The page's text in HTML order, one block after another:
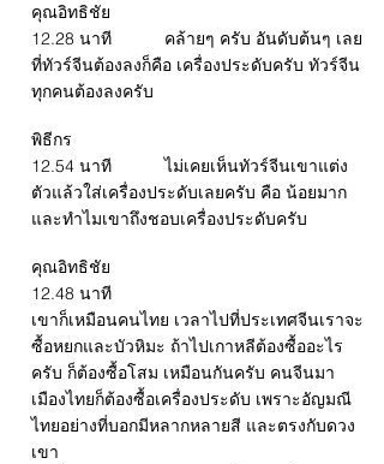
คุณอิทธิชัย
12.28 นาที คล้ายๆ ครับ อันดับต้นๆ เลย
ที่ทัวร์จีนต้องลงก็คือ เครื่องประดับครับ ทัวร์จีน
ทุกคนต้องลงครับ
พิธีกร
12.54 นาที ไม่เคยเห็นทัวร์จีนเขาแต่ง
ตัวแล้วใส่เครื่องประดับเลยครับ คือ น้อยมาก
และทำไมเขาถึงชอบเครื่องประดับครับ
คุณอิทธิชัย
12.48 นาที
เขาก็เหมือนคนไทย เวลาไปที่ประเทศจีนเราจะ
ซื้อหยกและบัวหิมะ ถ้าไปเกาหลีต้องซื้ออะไร
ครับ ก็ต้องซื้อโสม เหมือนกันครับ คนจีนมา
เมืองไทยก็ต้องซื้อเครื่องประดับ เพราะอัญมณี
ไทยอย่างที่บอกมีหลากหลายสี และตรงกับดวง
เขา